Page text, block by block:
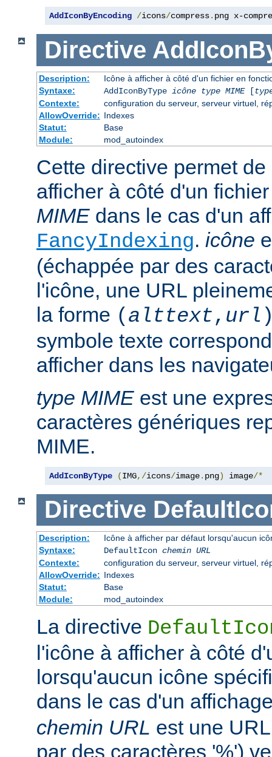
AddIconByEncoding /icons/compress. png x-
Directive
Description:
Icône à afficher à côté d'un fichier en
Syntaxe:
AddIconByType icône type MIME[
Contexte:
configuration du serveur, serveur virtuel,
AllowOverride: Indexes
Statut:
Base
Module:
mod_autoindex
Cette directive permet
afficher à côté d'un
MIME dans le cas d'un
FancyIndexing. icône
(échappée par des
l'icône, une URL
la forme ( alttext, url
symbole texte
afficher dans les
type MIME est une
caractères génériques
MIME.
AddIconByType (IMG,/icons/image. png) image/*
Directive
Description:
Icône à afficher par défaut lorsqu'aucun
Syntaxe:
DefaultIcon chemin URL
Contexte:
configuration du serveur, serveur virtuel,
AllowOverride: Indexes
Statut:
Base
Module:
mod_autoindex
La directive
l'icône à afficher à côté
lorsqu'aucun icône
dans le cas d'un
chemin URL est une
par des caractères '%')